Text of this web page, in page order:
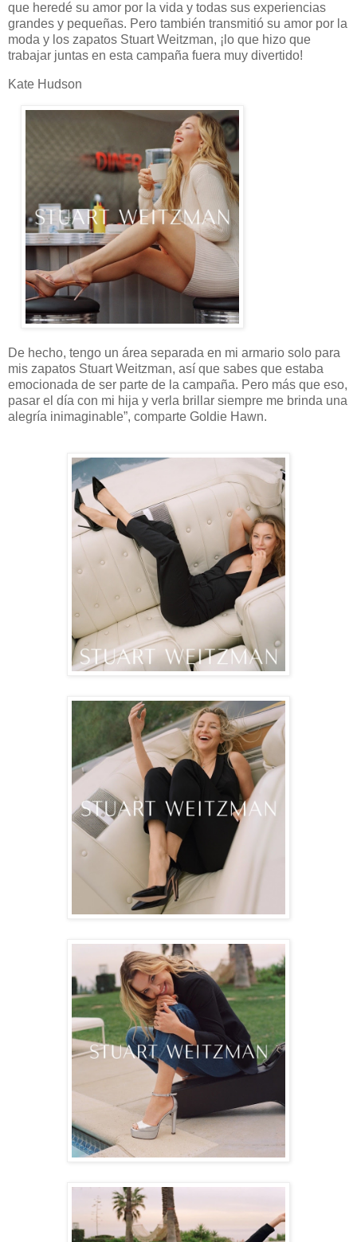
que heredé su amor por la vida y todas sus experiencias
grandes y pequeñas. Pero también transmitió su amor por la
moda y los zapatos Stuart Weitzman, ¡lo que hizo que
trabajar juntas en esta campaña fuera muy divertido!
Kate Hudson
De hecho, tengo un área separada en mi armario solo para
mis zapatos Stuart Weitzman, así que sabes que estaba
emocionada de ser parte de la campaña. Pero más que eso,
pasar el día con mi hija y verla brillar siempre me brinda una
alegría inimaginable”, comparte Goldie Hawn.